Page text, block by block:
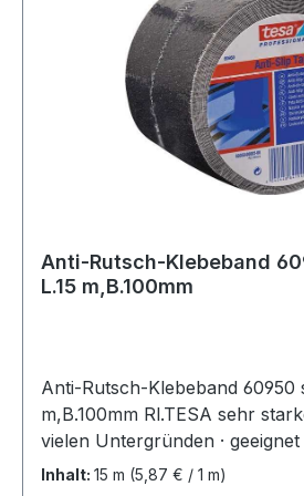
Anti-Rutsch-Klebeband
L.15 m,B.100mm
Anti-Rutsch-Klebeband 60950
m,B.100mm Rl.TESA sehr
vielen Untergründen ·
Außenanwendungen ·
Inhalt: 15 m (5,87 € / 1 m)